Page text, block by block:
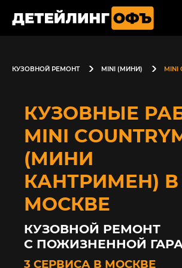
КУЗОВНОЙ РЕМОНТ MINI (МИНИ) MINI
КУЗОВНЫЕ
MINI
(МИНИ
КАНТРИМЕН) В
МОСКВЕ
КУЗОВНОЙ РЕМОНТ
С ПОЖИЗНЕННОЙ
3 СЕРВИСА В МОСКВЕ